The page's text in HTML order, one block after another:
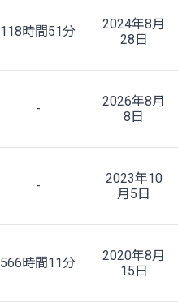
118時間51分
2024年8月
28日
-
2026年8月
8日
-
2023年10
月5日
566時間11分
2020年8月
15日